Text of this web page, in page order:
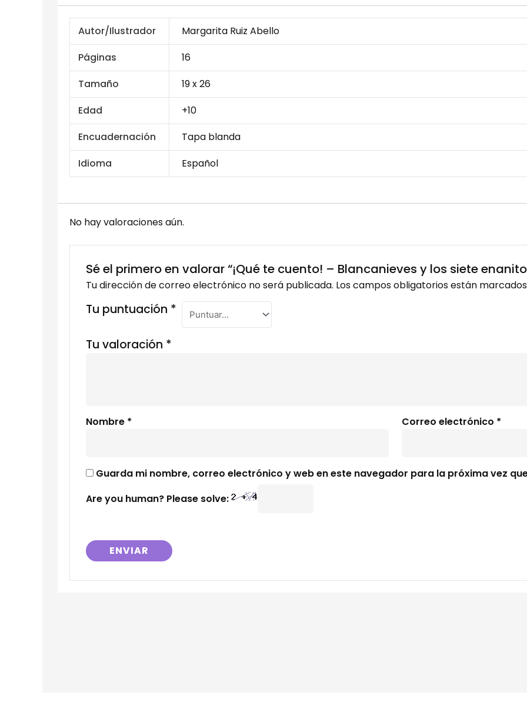
Autor/Ilustrador
Margarita Ruiz Abello
Páginas
16
Tamaño
19 x 26
Edad
+10
Encuadernación
Tapa blanda
Idioma
Español
No hay valoraciones aún.
Sé el primero en valorar “¡Qué te cuento! – Blancanieves y los siete
Tu dirección de correo electrónico no será publicada. Los campos obligatorios están
Tu puntuación *
Tu valoración *
Nombre * Correo electrónico *
Guarda mi nombre, correo electrónico y web en este navegador para la próxima vez
Are you human? Please solve: